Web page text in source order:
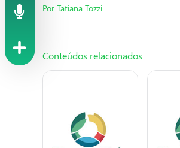
Por Tatiana Tozzi
Conteúdos relacionados